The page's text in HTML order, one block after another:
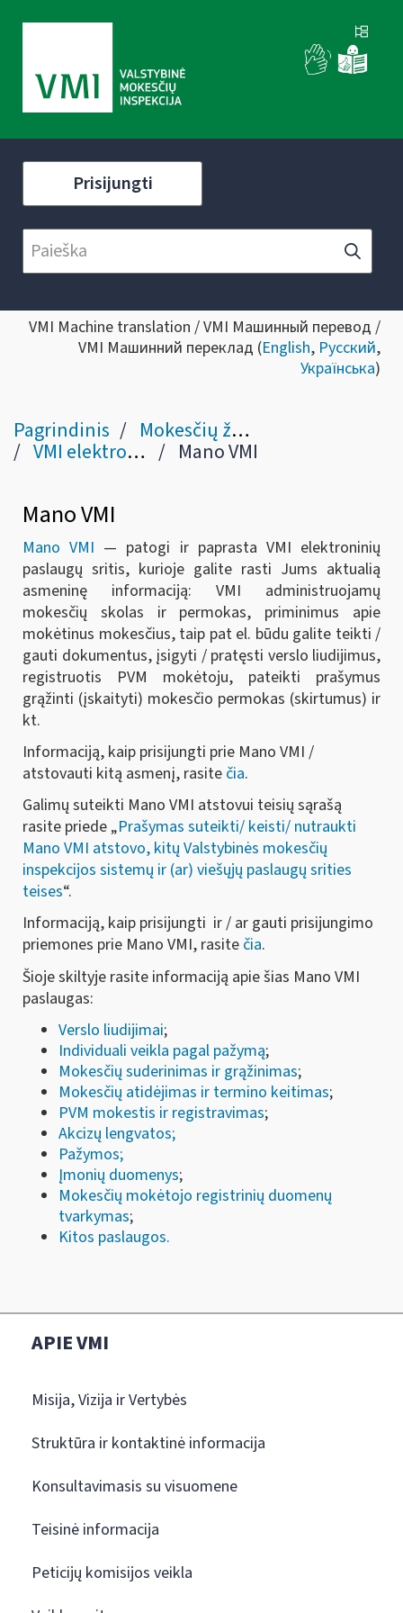
Prisijungti
VMI Machine translation / VMI Машинный перевод /
VMI Машинний переклад (English, Русский,
Українська)
Pagrindinis Mokesčių žinynas
VMI elektroninės sistemos Mano VMI
Mano VMI
Mano VMI — patogi ir paprasta VMI elektroninių
paslaugų sritis, kurioje galite rasti Jums aktualią
asmeninę informaciją: VMI administruojamų
mokesčių skolas ir permokas, priminimus apie
mokėtinus mokesčius, taip pat el. būdu galite teikti /
gauti dokumentus, įsigyti / pratęsti verslo liudijimus,
registruotis PVM mokėtoju, pateikti prašymus
grąžinti (įskaityti) mokesčio permokas (skirtumus) ir
kt.
Informaciją, kaip prisijungti prie Mano VMI /
atstovauti kitą asmenį, rasite čia.
Galimų suteikti Mano VMI atstovui teisių sąrašą
rasite priede „Prašymas suteikti/ keisti/ nutraukti
Mano VMI atstovo, kitų Valstybinės mokesčių
inspekcijos sistemų ir (ar) viešųjų paslaugų srities
teises“.
Informaciją, kaip prisijungti ir / ar gauti prisijungimo
priemones prie Mano VMI, rasite čia.
Šioje skiltyje rasite informaciją apie šias Mano VMI
paslaugas:
Verslo liudijimai;
Individuali veikla pagal pažymą;
Mokesčių suderinimas ir grąžinimas;
Mokesčių atidėjimas ir termino keitimas;
PVM mokestis ir registravimas;
Akcizų lengvatos;
Pažymos;
Įmonių duomenys;
Mokesčių mokėtojo registrinių duomenų
tvarkymas;
Kitos paslaugos.
APIE VMI
Misija, Vizija ir Vertybės
Struktūra ir kontaktinė informacija
Konsultavimasis su visuomene
Teisinė informacija
Peticijų komisijos veikla